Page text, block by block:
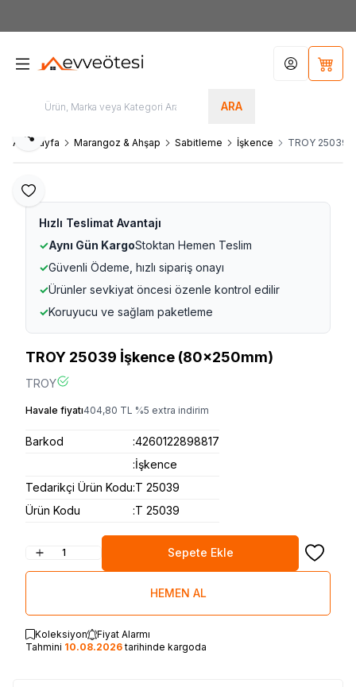
ARA
Hesabım
Ana Sayfa Marangoz & Ahşap Sabitleme İşkence TROY 25039
Favoriye Ekle
Paylaş
Hızlı Teslimat Avantajı
✓Aynı Gün KargoStoktan Hemen Teslim
✓Güvenli Ödeme, hızlı sipariş onayı
✓Ürünler sevkiyat öncesi özenle kontrol edilir
✓Koruyucu ve sağlam paketleme
TROY 25039 İşkence (80x250mm)
TROY
Havale fiyatı404,80 TL %5 extra indirim
Barkod :4260122898817
:İşkence
Tedarikçi Ürün Kodu:T 25039
Ürün Kodu
:T 25039
Sepete Ekle Favoriye
HEMEN AL
Koleksiyon
Fiyat Alarmı
Tahmini 10.08.2026tarihinde kargoda